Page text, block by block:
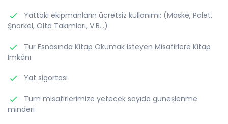
Yattaki ekipmanların ücretsiz kullanımı: (Maske, Palet,
Şnorkel, Olta Takımları, V.B…)
Tur Esnasında Kitap Okumak Isteyen Misafirlere Kitap
Imkânı.
Yat sigortası
Tüm misafirlerimize yetecek sayıda güneşlenme
minderi